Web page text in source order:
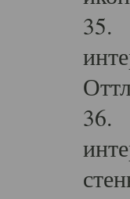
35.
36.